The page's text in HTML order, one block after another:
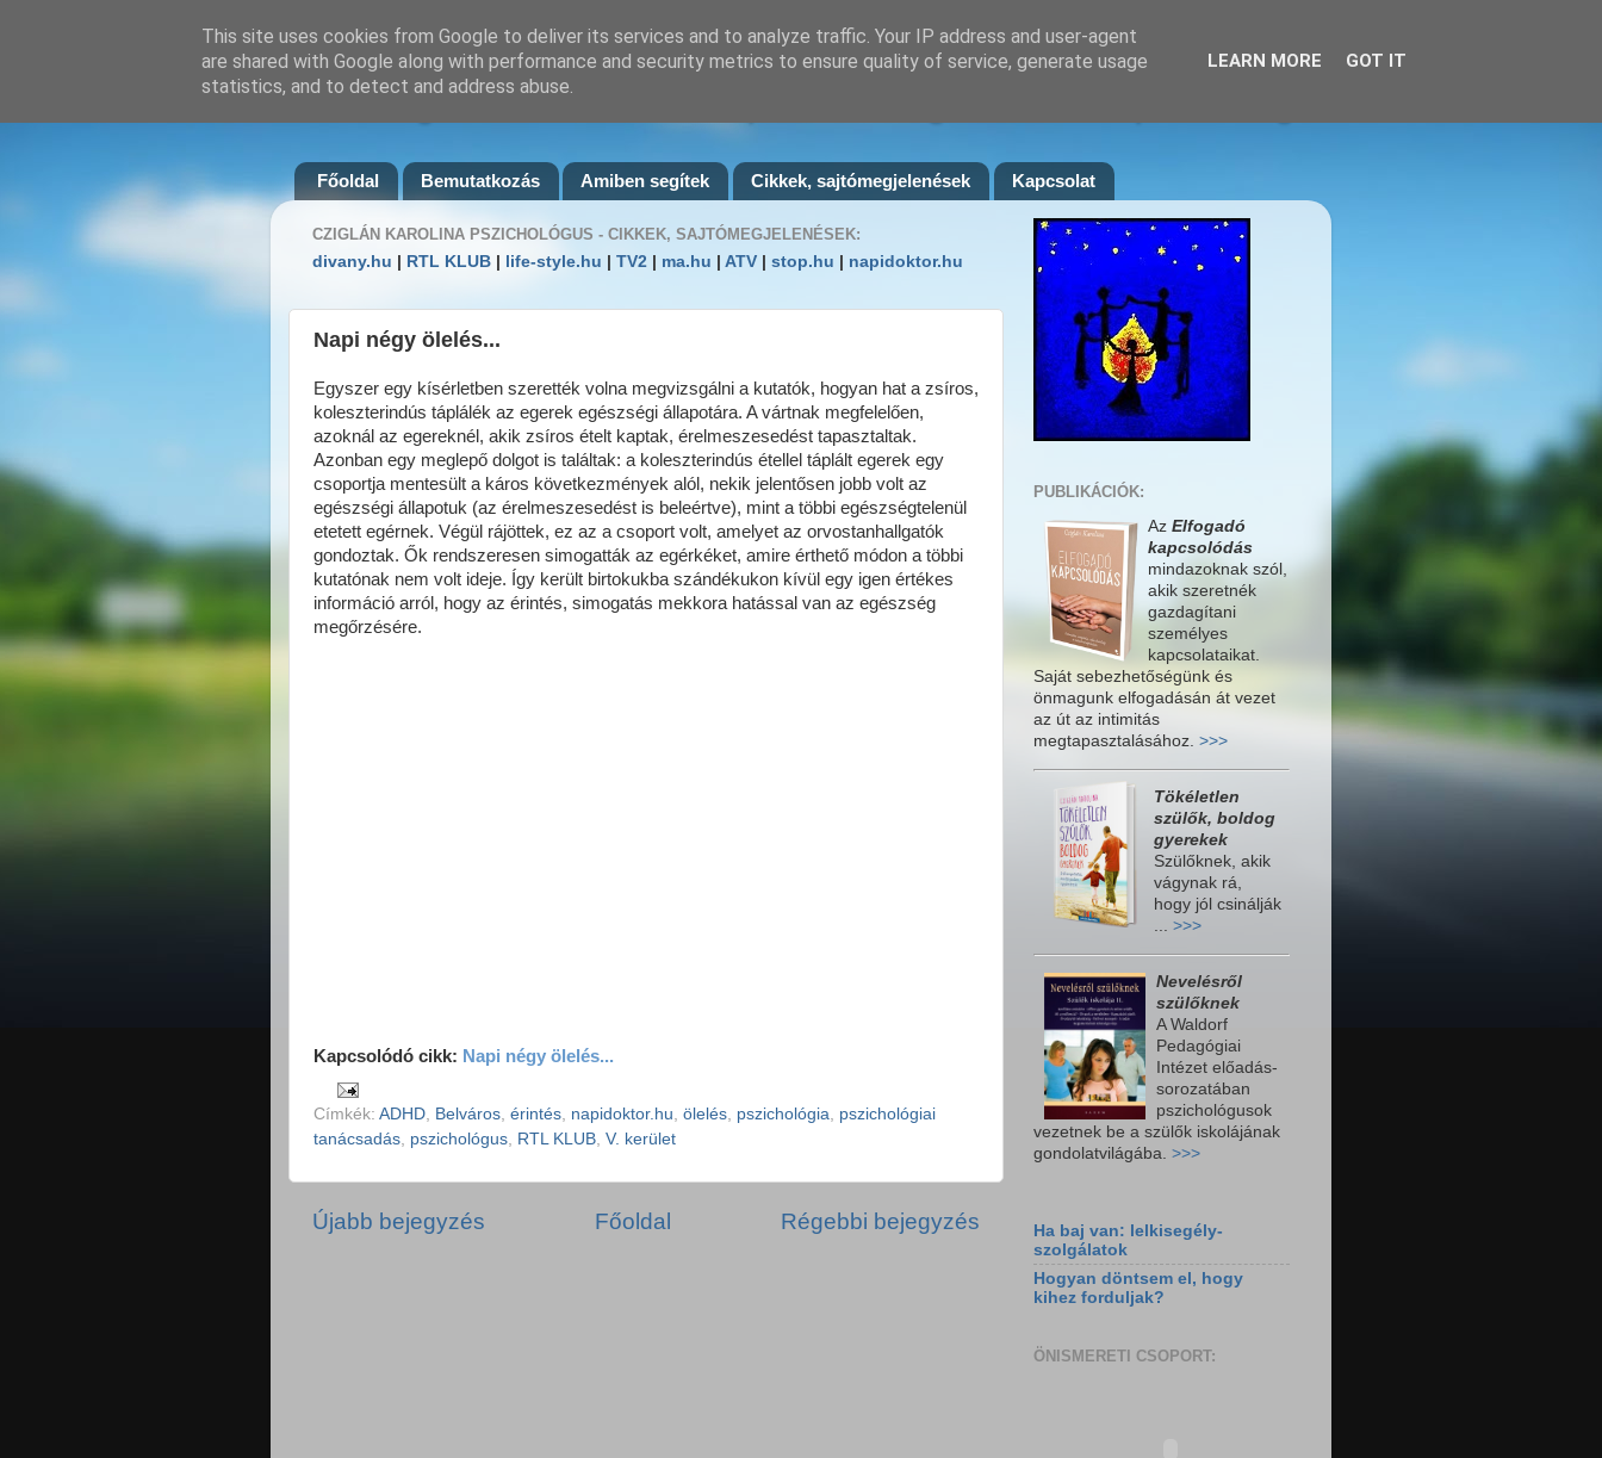
Pszichológiai Tanácsadás Budapesten - Cziglán Karolina pszichológus
Főoldal Bemutatkozás Amiben segítek Cikkek, sajtómegjelenések Kapcsolat
CZIGLÁN KAROLINA PSZICHOLÓGUS - CIKKEK, SAJTÓMEGJELENÉSEK:
divany.hu
RTL KLUB life-style.hu TV2 ma.hu ATV stop.hu napidoktor.hu
Napi négy ölelés...
Egyszer egy kísérletben szerették volna megvizsgálni a kutatók, hogyan hat a zsíros,
koleszterindús táplálék az egerek egészségi állapotára. A vártnak megfelelően,
azoknál az egereknél, akik zsíros ételt kaptak, érelmeszesedést tapasztaltak.
Azonban egy meglepő dolgot is találtak: a koleszterindús étellel táplált egerek egy
csoportja mentesült a káros következmények alól, nekik jelentősen jobb volt az
egészségi állapotuk (az érelmeszesedést is beleértve), mint a többi egészségtelenül
etetett egérnek. Végül rájöttek, ez az a csoport volt, amelyet az orvostanhallgatók
gondoztak. Ők rendszeresen simogatták az egérkéket, amire érthető módon a többi
kutatónak nem volt ideje. Így került birtokukba szándékukon kívül egy igen értékes
információ arról, hogy az érintés, simogatás mekkora hatással van az egészség
megőrzésére.
Kapcsolódó cikk: Napi négy ölelés...
Címkék: ADHD Belváros érintés napidoktor.hu ölelés pszichológia
pszichológiai
tanácsadás pszichológus RTL KLUB V. kerület
Újabb bejegyzés Régebbi bejegyzés
Főoldal
PUBLIKÁCIÓK:
Az Elfogadó
kapcsolódás
mindazoknak szól,
akik szeretnék
gazdagítani
személyes
kapcsolataikat.
Saját sebezhetőségünk és
önmagunk elfogadásán át vezet
az út az intimitás
megtapasztalásához. >>>
Tökéletlen
szülők, boldog
gyerekek
Szülőknek, akik
vágynak rá,
hogy jól csinálják
... >>>
Nevelésről
szülőknek
A Waldorf
Pedagógiai
Intézet előadás-
sorozatában
pszichológusok
vezetnek be a szülők iskolájának
gondolatvilágába. >>>
Ha baj van: lelkisegély-
szolgálatok
Hogyan döntsem el, hogy
kihez forduljak?
ÖNISMERETI CSOPORT:
This site uses cookies from Google to deliver its services and to analyze traffic. Your IP address and user-agent
are shared with Google along with performance and security metrics to ensure quality of service, generate usage
statistics, and to detect and address abuse.
LEARN MORE GOT IT